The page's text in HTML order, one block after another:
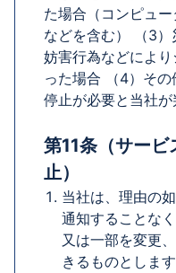
た場合（コンピュ
などを含む） （3
妨害行為などによ
った場合 （4）そ
停止が必要と当社
第11条（サー
止）
当社は、理由の
通知することな
又は一部を変更
きるものとします